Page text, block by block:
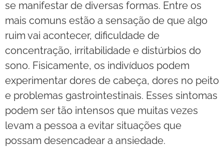
se manifestar de diversas formas. Entre os
mais comuns estão a sensação de que algo
ruim vai acontecer, dificuldade de
concentração, irritabilidade e distúrbios do
sono. Fisicamente, os indivíduos podem
experimentar dores de cabeça, dores no peito
e problemas gastrointestinais. Esses sintomas
podem ser tão intensos que muitas vezes
levam a pessoa a evitar situações que
possam desencadear a ansiedade.